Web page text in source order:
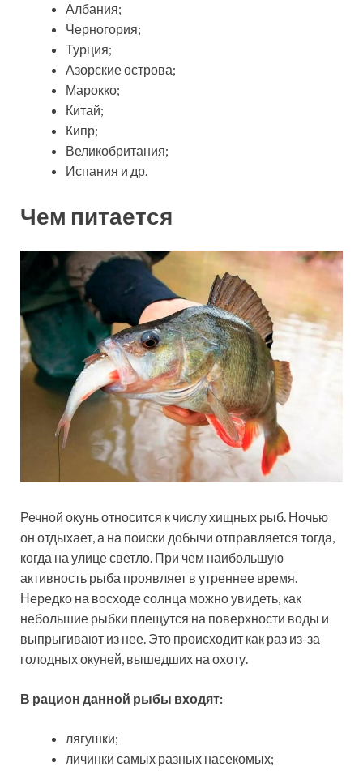
Албания;
Черногория;
Турция;
Азорские острова;
Марокко;
Китай;
Кипр;
Великобритания;
Испания и др.
Чем питается
Речной окунь относится к числу хищных рыб. Ночью
он отдыхает, а на поиски добычи отправляется тогда,
когда на улице светло. При чем наибольшую
активность рыба проявляет в утреннее время.
Нередко на восходе солнца можно увидеть, как
небольшие рыбки плещутся на поверхности воды и
выпрыгивают из нее. Это происходит как раз из-за
голодных окуней, вышедших на охоту.
В рацион данной рыбы входят:
лягушки;
личинки самых разных насекомых;